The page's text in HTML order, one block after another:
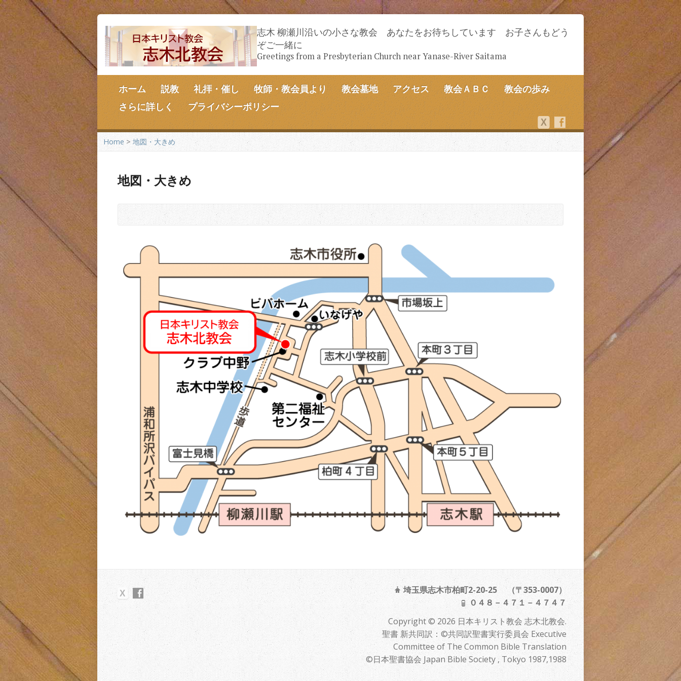
志木 柳瀬川沿いの小さな教会 あなたをお待ちしています お子さんもどう
ぞご一緒に
Greetings from a Presbyterian Church near Yanase-River Saitama
ホーム 説教 礼拝・催し 牧師・教会員より 教会墓地 アクセス 教会ＡＢＣ
教会の歩み
さらに詳しく
プライバシーポリシー
Home>地図・大きめ
地図・大きめ
埼玉県志木市柏町2-20-25 （〒353-0007）
０４８－４７１－４７４７
Copyright © 2026 日本キリスト教会 志木北教会.
聖書 新共同訳：©共同訳聖書実行委員会 Executive
Committee of The Common Bible Translation
©日本聖書協会 Japan Bible Society , Tokyo 1987,1988